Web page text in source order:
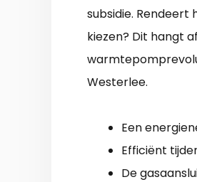
subsidie.
kiezen? Dit hangt
Westerlee.
Een
Efficiënt
De